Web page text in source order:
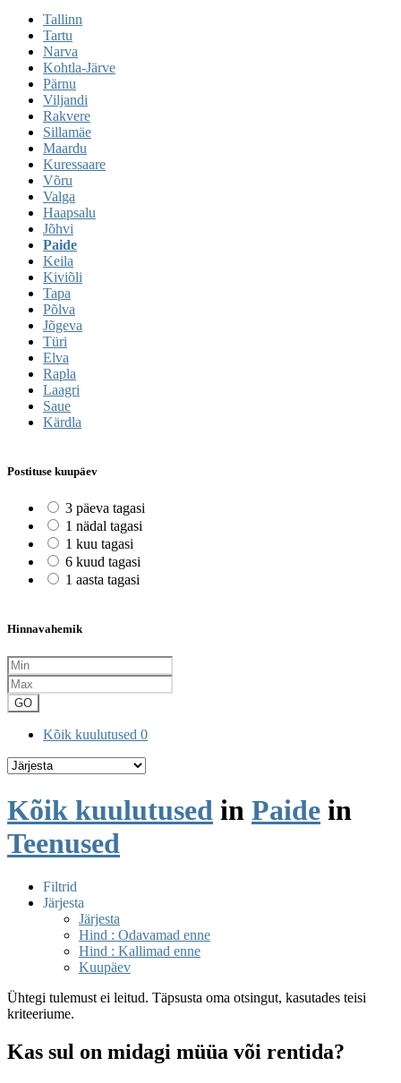
Tallinn
Tartu
Narva
Kohtla-Järve
Pärnu
Viljandi
Rakvere
Sillamäe
Maardu
Kuressaare
Võru
Valga
Haapsalu
Jõhvi
Paide
Keila
Kiviõli
Tapa
Põlva
Jõgeva
Türi
Elva
Rapla
Laagri
Saue
Kärdla
Postituse kuupäev
3 päeva tagasi
1 nädal tagasi
1 kuu tagasi
6 kuud tagasi
1 aasta tagasi
Hinnavahemik
GO
Kõik kuulutused 0
Kõik kuulutused in Paide in
Teenused
Filtrid
Järjesta
Järjesta
Hind : Odavamad enne
Hind : Kallimad enne
Kuupäev
Ühtegi tulemust ei leitud. Täpsusta oma otsingut, kasutades teisi
kriteeriume.
Kas sul on midagi müüa või rentida?